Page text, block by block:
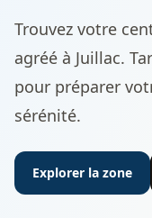
Trouvez votre
agréé à Juillac.
pour préparer
sérénité.
Explorer la zone